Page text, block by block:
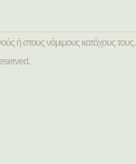
ή στους νόμιμους κατόχους τους.